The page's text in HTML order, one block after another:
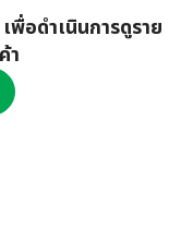
พื่อดำเนินการดูราย
า